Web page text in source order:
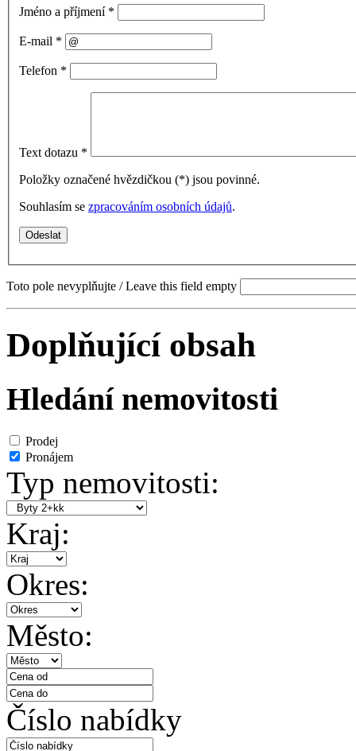
Jméno a příjmení *
E-mail *
Telefon *
Text dotazu *
Položky označené hvězdičkou (*) jsou povinné.
Souhlasím se zpracováním osobních údajů.
Toto pole nevyplňujte / Leave this field empty
Doplňující obsah
Hledání nemovitosti
Prodej
Pronájem
Typ nemovitosti:
Kraj:
Okres:
Město:
Číslo nabídky